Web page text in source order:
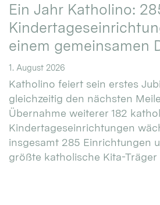
Ein Jahr Katholino:
einem gemeinsamen
1. August 2026
Katholino feiert sein erstes
gleichzeitig den nächsten
Übernahme weiterer 182
Kindertageseinrichtungen
insgesamt 285 Einrichtungen
größte katholische Kita-Träger